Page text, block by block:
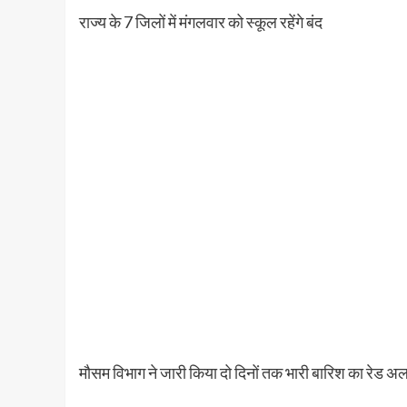
राज्य के 7 जिलों में मंगलवार को स्कूल रहेंगे बंद
मौसम विभाग ने जारी किया दो दिनों तक भारी बारिश का रेड